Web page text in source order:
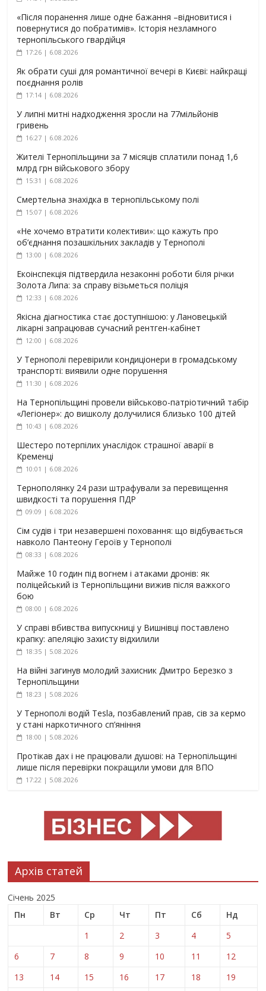
«Після поранення лише одне бажання –відновитися і
повернутися до побратимів». Історія незламного
тернопільського гвардійця
17:26 | 6.08.2026
Як обрати суші для романтичної вечері в Києві: найкращі
поєднання ролів
17:14 | 6.08.2026
У липні митні надходження зросли на 77мільйонів
гривень
16:27 | 6.08.2026
Жителі Тернопільщини за 7 місяців сплатили понад 1,6
млрд грн військового збору
15:31 | 6.08.2026
Смертельна знахідка в тернопільському полі
15:07 | 6.08.2026
«Не хочемо втратити колективи»: що кажуть про
об’єднання позашкільних закладів у Тернополі
13:00 | 6.08.2026
Екоінспекція підтвердила незаконні роботи біля річки
Золота Липа: за справу візьметься поліція
12:33 | 6.08.2026
Якісна діагностика стає доступнішою: у Лановецькій
лікарні запрацював сучасний рентген-кабінет
12:00 | 6.08.2026
У Тернополі перевірили кондиціонери в громадському
транспорті: виявили одне порушення
11:30 | 6.08.2026
На Тернопільщині провели військово-патріотичний табір
«Легіонер»: до вишколу долучилися близько 100 дітей
10:43 | 6.08.2026
Шестеро потерпілих унаслідок страшної аварії в
Кременці
10:01 | 6.08.2026
Тернополянку 24 рази штрафували за перевищення
швидкості та порушення ПДР
09:09 | 6.08.2026
Сім судів і три незавершені поховання: що відбувається
навколо Пантеону Героїв у Тернополі
08:33 | 6.08.2026
Майже 10 годин під вогнем і атаками дронів: як
поліцейський із Тернопільщини вижив після важкого
бою
08:00 | 6.08.2026
У справі вбивства випускниці у Вишнівці поставлено
крапку: апеляцію захисту відхилили
18:35 | 5.08.2026
На війні загинув молодий захисник Дмитро Березко з
Тернопільщини
18:23 | 5.08.2026
У Тернополі водій Tesla, позбавлений прав, сів за кермо
у стані наркотичного сп’яніння
18:00 | 5.08.2026
Протікав дах і не працювали душові: на Тернопільщині
лише після перевірки покращили умови для ВПО
17:22 | 5.08.2026
Архів статей
Січень 2025
Пн
Вт Ср Чт Пт Сб
Нд
1
2 3 4
5
6
7 8 9 10 11
12
13
14 15 16 17 18
19